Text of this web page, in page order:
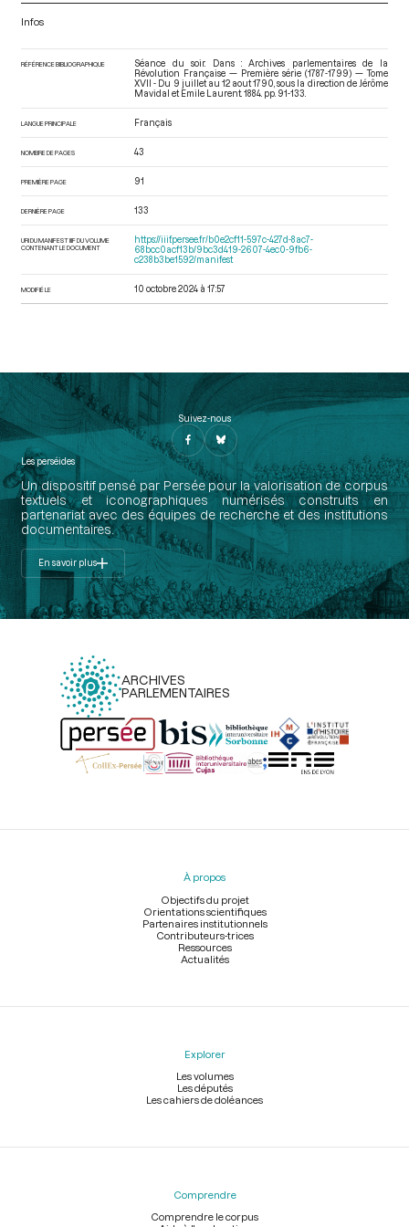
Infos
RÉFÉRENCE BIBLIOGRAPHIQUE
Séance du soir. Dans : Archives parlementaires de la
Révolution Française — Première série (1787-1799) — Tome
XVII - Du 9 juillet au 12 aout 1790 , sous la direction de Jérôme
Mavidal et Emile Laurent. 1884. pp. 91-133.
LANGUE PRINCIPALE Français
NOMBRE DE PAGES 43
PREMIÈRE PAGE 91
DERNIÈRE PAGE 133
URI DU MANIFEST IIIF DU VOLUME
CONTENANT LE DOCUMENT
https://iiif.persee.fr/b0e2cf11-597c-427d-8ac7-
68bcc0acf13b/9bc3d419-2607-4ec0-9fb6-
c238b3be1592/manifest
MODIFIÉ LE 10 octobre 2024 à 17:57
Suivez-nous
Les perséides
Un dispositif pensé par Persée pour la valorisation de corpus
textuels et iconographiques numérisés construits en
partenariat avec des équipes de recherche et des institutions
documentaires.
En savoir plus
ARCHIVES
PARLEMENTAIRES
Menu
À propos
Objectifs du projet
Orientations scientifiques
Partenaires institutionnels
Contributeurs-trices
Ressources
Actualités
Explorer
Les volumes
Les députés
Les cahiers de doléances
Comprendre
Comprendre le corpus